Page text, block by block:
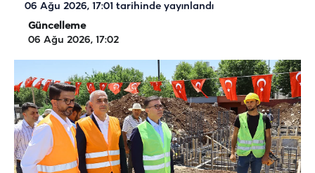
06 Ağu 2026, 17:01 tarihinde yayınlandı
Güncelleme
06 Ağu 2026, 17:02